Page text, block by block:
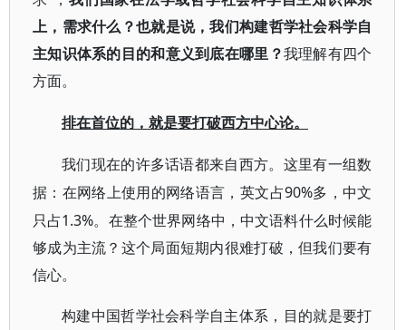
上，需求什么？也就是说，我们构建哲学社会科学自
主知识体系的目的和意义到底在哪里？我理解有四个
方面。
排在首位的，就是要打破西方中心论。
我们现在的许多话语都来自西方。这里有一组数
据：在网络上使用的网络语言，英文占90%多，中文
只占1.3%。在整个世界网络中，中文语料什么时候能
够成为主流？这个局面短期内很难打破，但我们要有
信心。
构建中国哲学社会科学自主体系，目的就是要打